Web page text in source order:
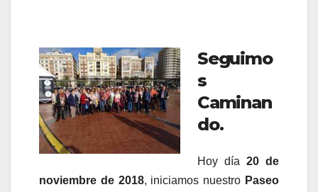
Seguimo
s
Caminan
do.
Hoy día 20 de
noviembre de 2018, iniciamos nuestro Paseo